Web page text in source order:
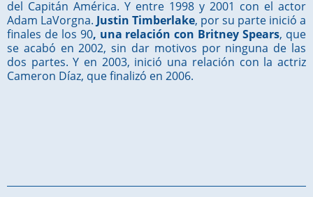
del Capitán América. Y entre 1998 y 2001 con el actor
Adam LaVorgna. Justin Timberlake, por su parte inició a
finales de los 90, una relación con Britney Spears, que
se acabó en 2002, sin dar motivos por ninguna de las
dos partes. Y en 2003, inició una relación con la actriz
Cameron Díaz, que finalizó en 2006.